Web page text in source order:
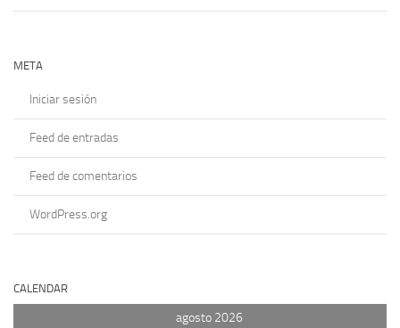
META
Iniciar sesión
Feed de entradas
Feed de comentarios
WordPress.org
CALENDAR
agosto 2026